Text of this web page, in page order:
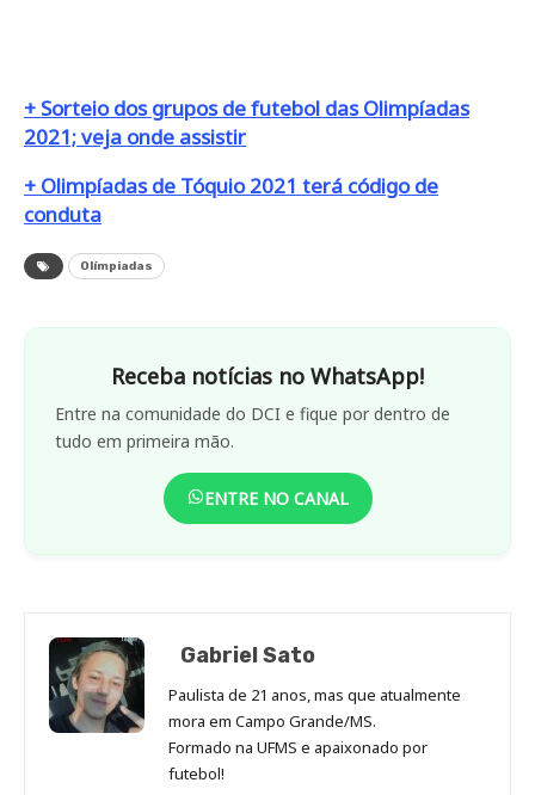
+ Sorteio dos grupos de futebol das Olimpíadas
2021; veja onde assistir
+ Olimpíadas de Tóquio 2021 terá código de
conduta
Olímpiadas
Receba notícias no WhatsApp!
Entre na comunidade do DCI e fique por dentro de
tudo em primeira mão.
ENTRE NO CANAL
Gabriel Sato
Paulista de 21 anos, mas que atualmente
mora em Campo Grande/MS.
Formado na UFMS e apaixonado por
futebol!